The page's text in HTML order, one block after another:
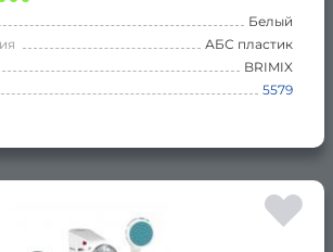
Белый
АБС пластик
BRIMIX
5579